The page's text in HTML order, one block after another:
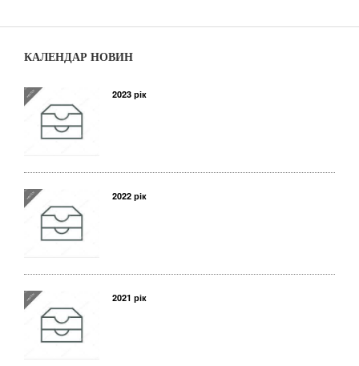
КАЛЕНДАР НОВИН
2023 рік
2022 рік
2021 рік